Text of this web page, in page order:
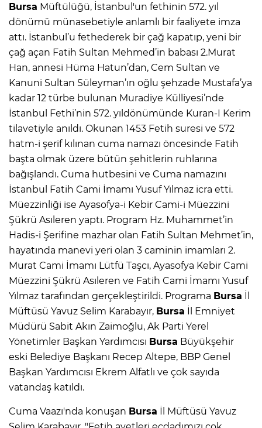
Bursa Müftülüğü, İstanbul'un fethinin 572. yıl
dönümü münasebetiyle anlamlı bir faaliyete imza
attı. İstanbul’u fethederek bir çağ kapatıp, yeni bir
çağ açan Fatih Sultan Mehmed’in babası 2.Murat
Han, annesi Hüma Hatun’dan, Cem Sultan ve
Kanuni Sultan Süleyman’ın oğlu şehzade Mustafa’ya
kadar 12 türbe bulunan Muradiye Külliyesi’nde
İstanbul Fethi’nin 572. yıldönümünde Kuran-I Kerim
tilavetiyle anıldı. Okunan 1453 Fetih suresi ve 572
hatm-i şerif kılınan cuma namazı öncesinde Fatih
başta olmak üzere bütün şehitlerin ruhlarına
bağışlandı. Cuma hutbesini ve Cuma namazını
İstanbul Fatih Cami İmamı Yusuf Yılmaz icra etti.
Müezzinliği ise Ayasofya-i Kebir Cami-i Müezzini
Şükrü Asıleren yaptı. Program Hz. Muhammet’in
Hadis-i Şerifine mazhar olan Fatih Sultan Mehmet’in,
hayatında manevi yeri olan 3 caminin imamları 2.
Murat Cami İmamı Lütfü Taşcı, Ayasofya Kebir Cami
Müezzini Şükrü Asıleren ve Fatih Cami İmamı Yusuf
Yılmaz tarafından gerçekleştirildi. Programa Bursa İl
Müftüsü Yavuz Selim Karabayır, Bursa İl Emniyet
Müdürü Sabit Akın Zaimoğlu, Ak Parti Yerel
Yönetimler Başkan Yardımcısı Bursa Büyükşehir
eski Belediye Başkanı Recep Altepe, BBP Genel
Başkan Yardımcısı Ekrem Alfatlı ve çok sayıda
vatandaş katıldı.
Cuma Vaazı'nda konuşan Bursa İl Müftüsü Yavuz